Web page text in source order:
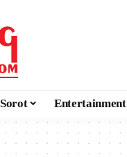
Sorot Entertainment